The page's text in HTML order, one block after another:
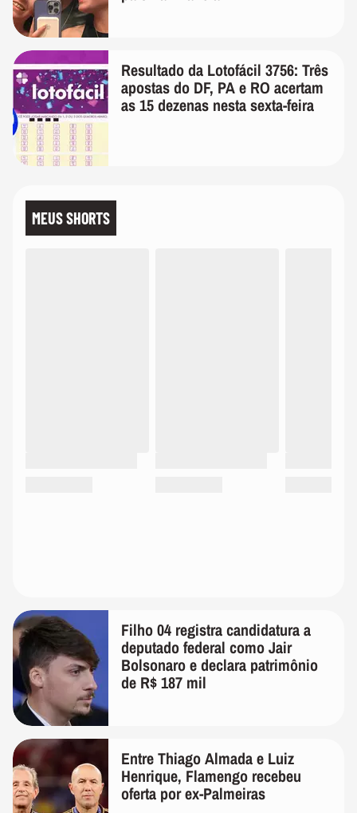
Resultado da Lotofácil 3756: Três
apostas do DF, PA e RO acertam
as 15 dezenas nesta sexta-feira
MEUS SHORTS
Filho 04 registra candidatura a
deputado federal como Jair
Bolsonaro e declara patrimônio
de R$ 187 mil
Entre Thiago Almada e Luiz
Henrique, Flamengo recebeu
oferta por ex-Palmeiras